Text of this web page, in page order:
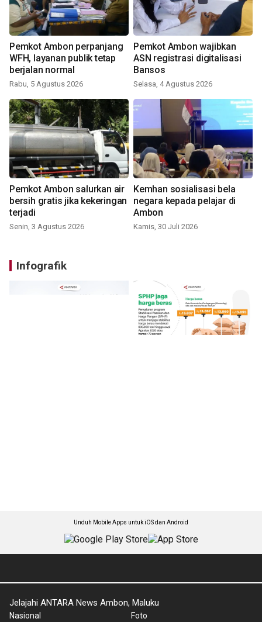
Pemkot Ambon perpanjang
WFH, layanan publik tetap
berjalan normal
Rabu, 5 Agustus 2026
Pemkot Ambon wajibkan
ASN registrasi digitalisasi
Bansos
Selasa, 4 Agustus 2026
Pemkot Ambon salurkan air
bersih gratis jika kekeringan
terjadi
Senin, 3 Agustus 2026
Kemhan sosialisasi bela
negara kepada pelajar di
Ambon
Kamis, 30 Juli 2026
Infografik
Unduh Mobile Apps untuk iOS dan Android
Jelajahi ANTARA News Ambon, Maluku
Nasional Foto